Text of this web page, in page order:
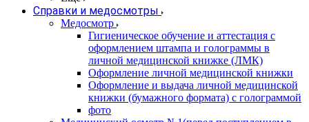
Справки и медосмотры
Медосмотр
Гигиеническое обучение и аттестация с
оформлением штампа и голограммы в
личной медицинской книжке (ЛМК)
Оформление личной медицинской книжки
Оформление и выдача личной медицинской
книжки (бумажного формата) с голограммой
фото